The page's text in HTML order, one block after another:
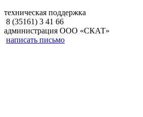
техническая поддержка
8 (35161) 3 41 66
администрация ООО «СКАТ»
написать письмо